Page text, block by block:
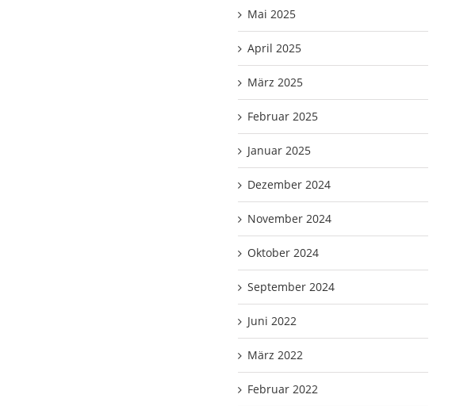
Mai 2025
April 2025
März 2025
Februar 2025
Januar 2025
Dezember 2024
November 2024
Oktober 2024
September 2024
Juni 2022
März 2022
Februar 2022